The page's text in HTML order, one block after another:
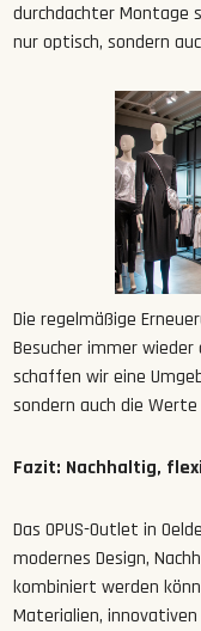
durchdachter Montage
nur optisch, sondern
Die regelmäßige
Besucher immer
schaffen wir eine
sondern auch die
Fazit: Nachhaltig,
Das OPUS-Outlet in
modernes Design,
kombiniert werden
Materialien,